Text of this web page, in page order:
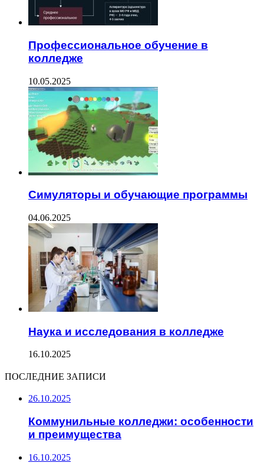
Профессиональное обучение в
колледже
10.05.2025
Симуляторы и обучающие программы
04.06.2025
Наука и исследования в колледже
16.10.2025
ПОСЛЕДНИЕ ЗАПИСИ
26.10.2025
Коммунильные колледжи: особенности
и преимущества
16.10.2025